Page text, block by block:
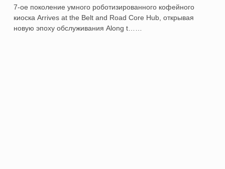
7‑ое поколение умного роботизированного кофейного
киоска Arrives at the Belt and Road Core Hub, открывая
новую эпоху обслуживания Along t……